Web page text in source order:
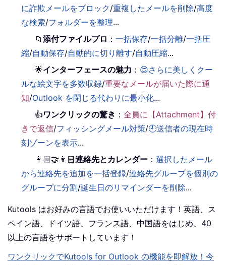
に詐欺メールをブロック/重複したメールを削除/高度
な検索/フォルダーを整理...
📁添付ファイルプロ ：一括保存/一括分離/一括圧
縮/自動保存/自動的に切り離す/自動圧縮...
🌟インターフェースの魅力 ： 😊さらに美しくクー
ルな絵文字を多数収録/重要なメールが届いた際に通
知/Outlook を閉じる代わりに最小化...
👍ワンクリックの驚き ：全員に【Attachment】付
きで返信/フィッシングメール対策/🕘送信者の現在時
刻ゾーンを表示...
👩🏼‍🤝‍👩🏻連絡先とカレンダー ：選択したメール
から連絡先を追加を一括登録/連絡先グループを個別の
グループに分割/誕生日のリマインダーを削除...
Kutools はお好みの言語でお使いいただけます！英語、ス
ペイン語、ドイツ語、フランス語、中国語をはじめ、40
以上の言語をサポートしています！
ワンクリックでKutools for Outlook の機能を即解放！今